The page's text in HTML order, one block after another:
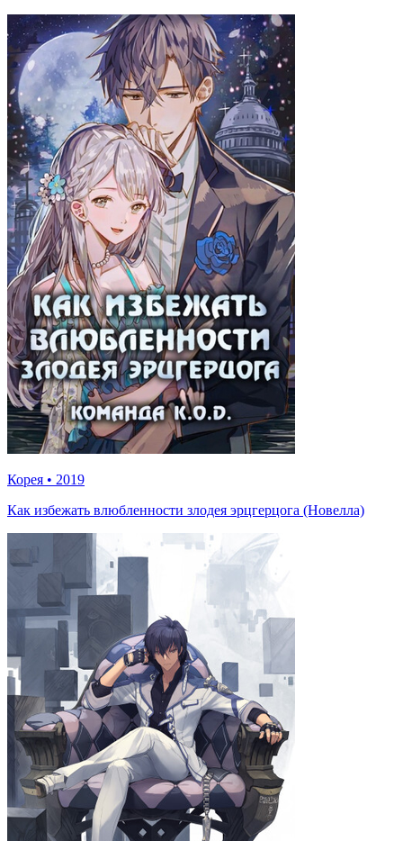
Корея • 2019
Как избежать влюбленности злодея эрцгерцога (Новелла)